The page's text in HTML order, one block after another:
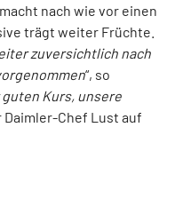
nach wie vor einen
trägt weiter Früchte.
zuversichtlich nach
“, so
Kurs, unsere
Daimler-Chef Lust auf